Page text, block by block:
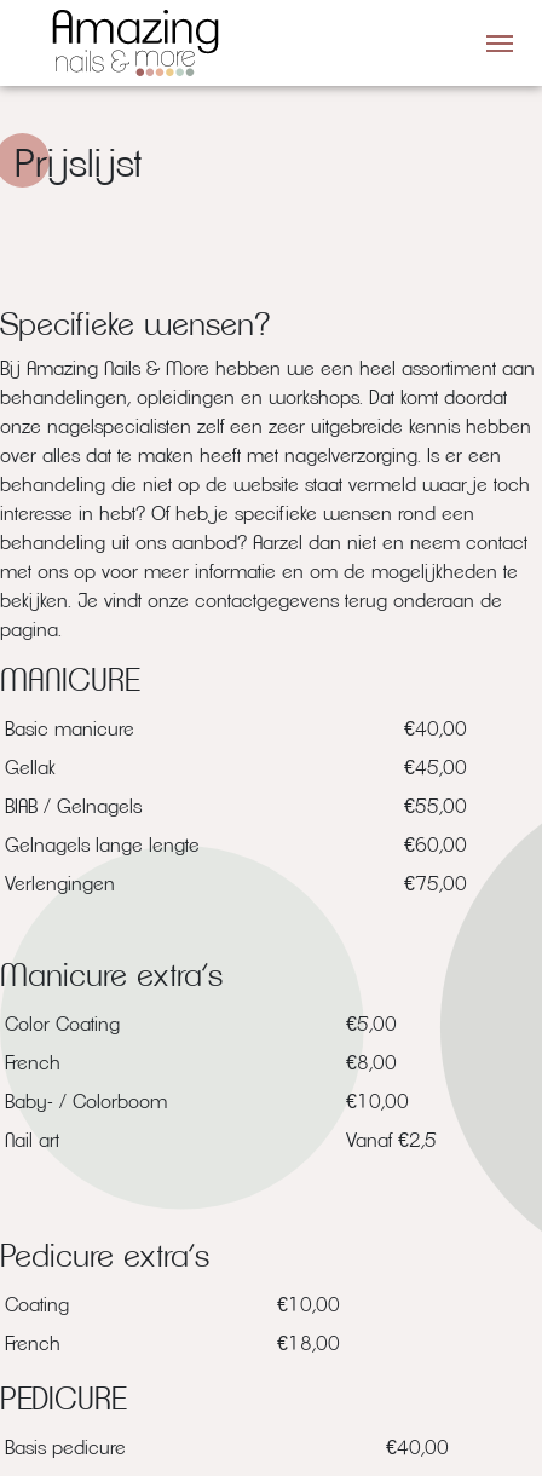
Prijslijst
Specifieke wensen?
Bij Amazing Nails & More hebben we een heel assortiment aan
behandelingen, opleidingen en workshops. Dat komt doordat
onze nagelspecialisten zelf een zeer uitgebreide kennis hebben
over alles dat te maken heeft met nagelverzorging. Is er een
behandeling die niet op de website staat vermeld waar je toch
interesse in hebt? Of heb je specifieke wensen rond een
behandeling uit ons aanbod? Aarzel dan niet en neem contact
met ons op voor meer informatie en om de mogelijkheden te
bekijken. Je vindt onze contactgegevens terug onderaan de
pagina.
MANICURE
Basic manicure
€40,00
Gellak
€45,00
BIAB / Gelnagels
€55,00
Gelnagels lange lengte
€60,00
Verlengingen
€75,00
Manicure extra’s
Color Coating
€5,00
French
€8,00
Baby- / Colorboom
€10,00
Nail art
Vanaf €2,5
Pedicure extra’s
Coating
€10,00
French
€18,00
PEDICURE
Basis pedicure
€40,00